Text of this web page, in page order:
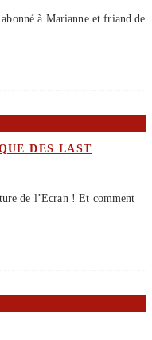
à Marianne et friand de
DES LAST
de l’Ecran ! Et comment